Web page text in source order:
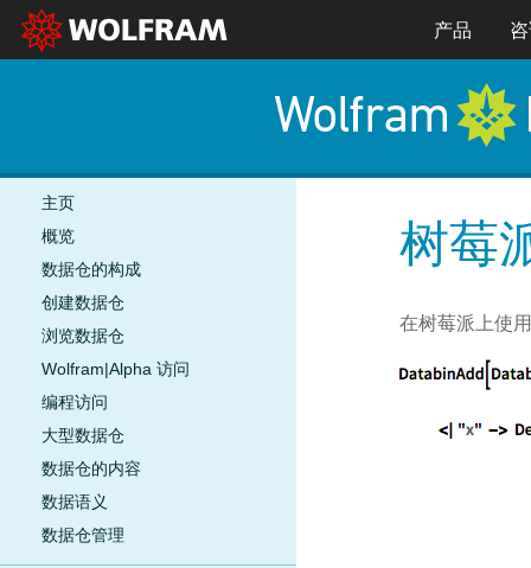
产品
主页
概览
数据仓的构成
创建数据仓
浏览数据仓
Wolfram|Alpha 访问
编程访问
大型数据仓
数据仓的内容
数据语义
数据仓管理
树莓
在树莓派上使